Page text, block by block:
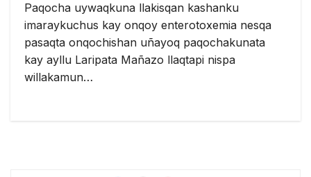
Paqocha uywaqkuna llakisqan kashanku
imaraykuchus kay onqoy enterotoxemia nesqa
pasaqta onqochishan uñayoq paqochakunata
kay ayllu Laripata Mañazo llaqtapi nispa
willakamun…